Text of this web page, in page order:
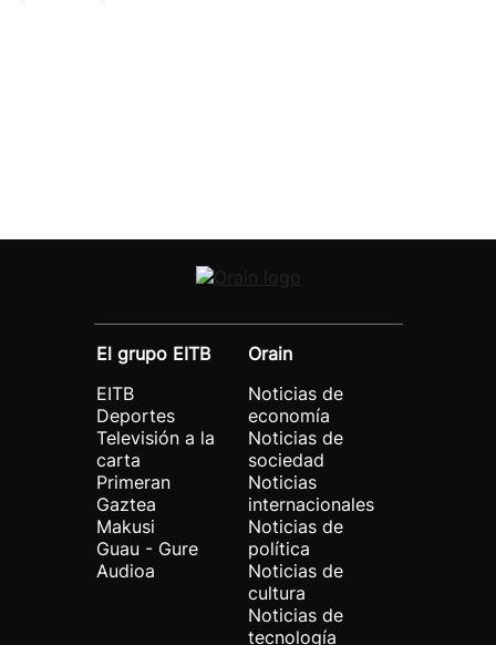
El grupo EITB
EITB
Deportes
Televisión a la
carta
Primeran
Gaztea
Makusi
Guau - Gure
Audioa
Orain
Noticias de
economía
Noticias de
sociedad
Noticias
internacionales
Noticias de
política
Noticias de
cultura
Noticias de
tecnología